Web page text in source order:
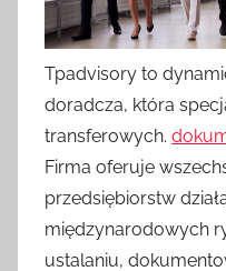
Tpadvisory to
doradcza, która
transferowych.
Firma oferuje
przedsiębiorstw
międzynarodowych
ustalaniu,